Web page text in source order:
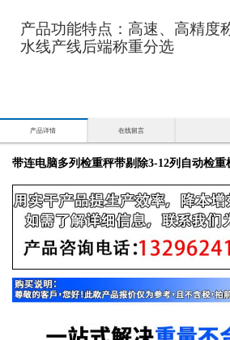
产品功能特点：高速、高精度
水线产线后端称重分选
产品详情 在线留言
带连电脑多列检重秤带剔除3-12列自动检